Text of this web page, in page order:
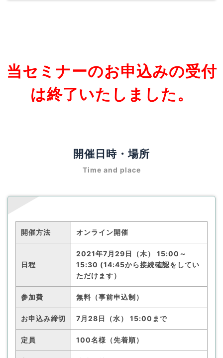
当セミナーのお申込みの受付
は終了いたしました。
開催日時・場所
Time and place
開催方法 オンライン開催
日程
2021年7月29日（木） 15:00～
15:30 (14:45から接続確認をしてい
ただけます）
参加費 無料（事前申込制）
お申込み締切 7月28日（水） 15:00まで
定員 100名様（先着順）